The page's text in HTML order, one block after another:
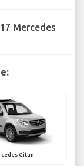
Mercedes
Citan